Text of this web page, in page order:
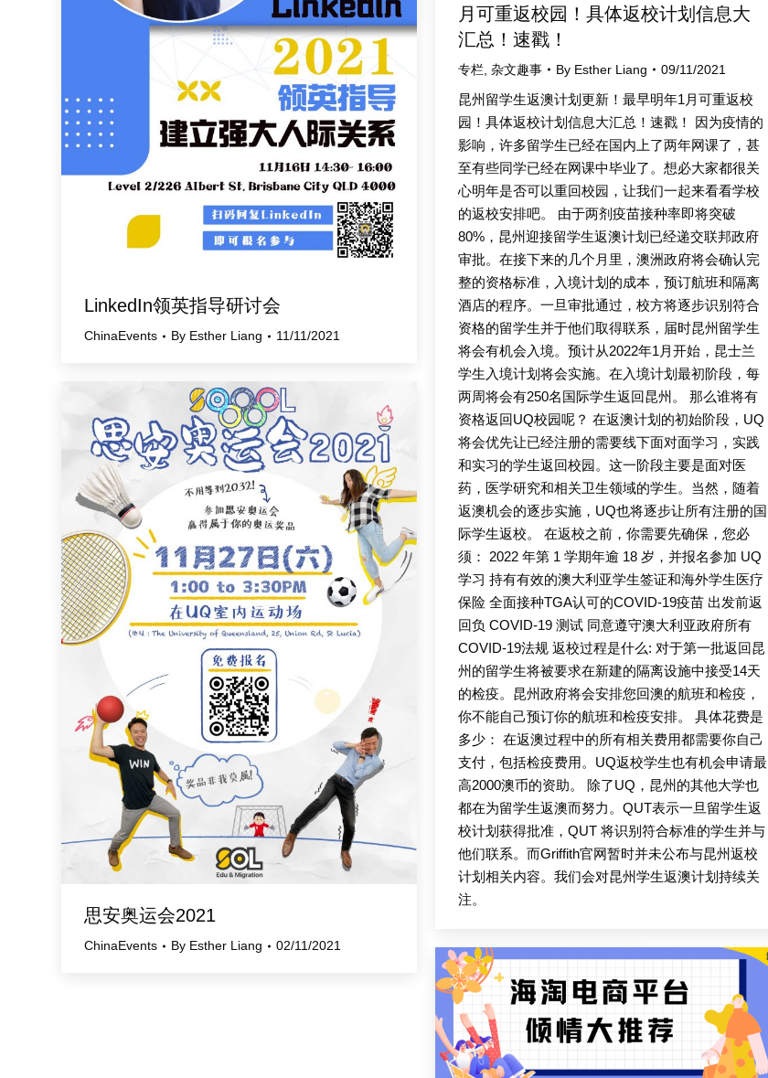
LinkedIn领英指导研讨会
ChinaEvents By Esther Liang 11/11/2021
月可重返校园！具体返校计划信息大
汇总！速戳！
专栏 杂文趣事 By Esther Liang 09/11/2021
昆州留学生返澳计划更新！最早明年1月可重返校
园！具体返校计划信息大汇总！速戳！ 因为疫情的
影响，许多留学生已经在国内上了两年网课了，甚
至有些同学已经在网课中毕业了。想必大家都很关
心明年是否可以重回校园，让我们一起来看看学校
的返校安排吧。 由于两剂疫苗接种率即将突破
80%，昆州迎接留学生返澳计划已经递交联邦政府
审批。在接下来的几个月里，澳洲政府将会确认完
整的资格标准，入境计划的成本，预订航班和隔离
酒店的程序。一旦审批通过，校方将逐步识别符合
资格的留学生并于他们取得联系，届时昆州留学生
将会有机会入境。预计从2022年1月开始，昆士兰
学生入境计划将会实施。在入境计划最初阶段，每
两周将会有250名国际学生返回昆州。 那么谁将有
资格返回UQ校园呢？ 在返澳计划的初始阶段，UQ
将会优先让已经注册的需要线下面对面学习，实践
和实习的学生返回校园。这一阶段主要是面对医
药，医学研究和相关卫生领域的学生。当然，随着
返澳机会的逐步实施，UQ也将逐步让所有注册的国
际学生返校。 在返校之前，你需要先确保，您必
须： 2022 年第 1 学期年逾 18 岁，并报名参加 UQ
学习 持有有效的澳大利亚学生签证和海外学生医疗
保险 全面接种TGA认可的COVID-19疫苗 出发前返
回负 COVID-19 测试 同意遵守澳大利亚政府所有
COVID-19法规 返校过程是什么: 对于第一批返回昆
州的留学生将被要求在新建的隔离设施中接受14天
的检疫。昆州政府将会安排您回澳的航班和检疫，
你不能自己预订你的航班和检疫安排。 具体花费是
多少： 在返澳过程中的所有相关费用都需要你自己
支付，包括检疫费用。UQ返校学生也有机会申请最
高2000澳币的资助。 除了UQ，昆州的其他大学也
都在为留学生返澳而努力。QUT表示一旦留学生返
校计划获得批准，QUT 将识别符合标准的学生并与
他们联系。而Griffith官网暂时并未公布与昆州返校
计划相关内容。我们会对昆州学生返澳计划持续关
注。
思安奥运会2021
ChinaEvents By Esther Liang 02/11/2021